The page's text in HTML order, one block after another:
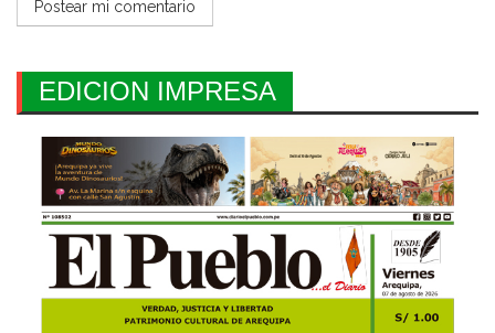
EDICION IMPRESA